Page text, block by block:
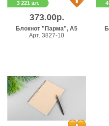
3 221 шт.
373.00р.
Блокнот "Парма", А5
Арт. 3827-10